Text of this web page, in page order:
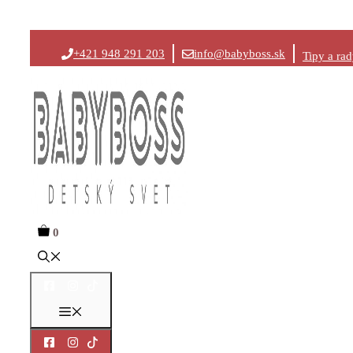
na
+421 948 291 203 info@babyboss.sk Tipy a
0